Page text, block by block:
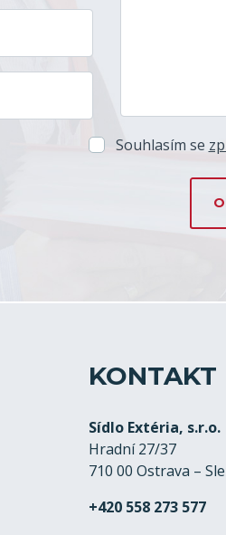
Souhlasím se
KONTAKT
Sídlo Extéria, s.r.o.
Hradní 27/37
710 00 Ostrava –
+420 558 273 577